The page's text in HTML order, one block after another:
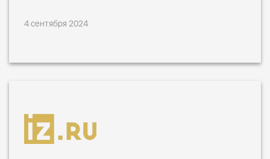
4 сентября 2024